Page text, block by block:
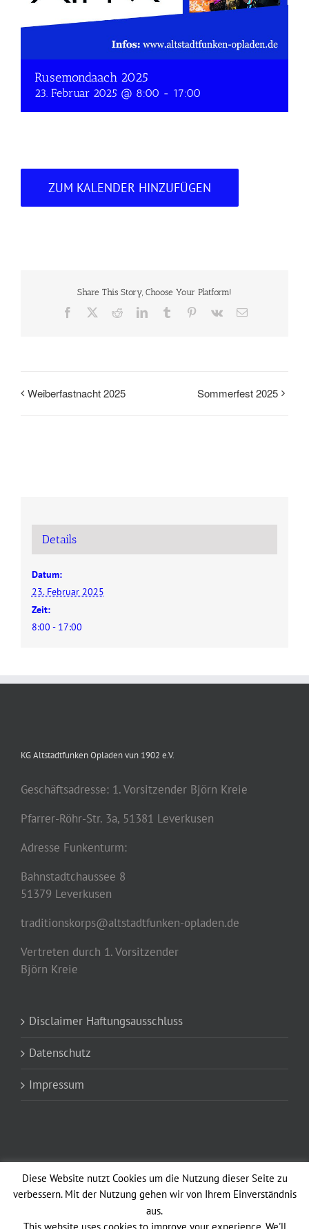
Rusemondaach 2025
23. Februar 2025 @ 8:00 - 17:00
ZUM KALENDER HINZUFÜGEN
Share This Story, Choose Your Platform!
Facebook RedditLinkedInTumblr Pinterest
Vk
E-
Weiberfastnacht 2025 Sommerfest 2025
Details
Datum:
23. Februar 2025
Zeit:
8:00 - 17:00
KG Altstadtfunken Opladen vun 1902 e.V.
Geschäftsadresse: 1. Vorsitzender Björn Kreie
Pfarrer-Röhr-Str. 3a, 51381 Leverkusen
Adresse Funkenturm:
Bahnstadtchaussee 8
51379 Leverkusen
traditionskorps@altstadtfunken-opladen.de
Vertreten durch 1. Vorsitzender
Björn Kreie
Disclaimer Haftungsausschluss
Datenschutz
Impressum
Copyright 2012 - 2021 Altstadtfunken Opladen vun 1902 e.V. Avada Theme
Diese Website nutzt Cookies um die Nutzung dieser Seite zu
verbessern. Mit der Nutzung gehen wir von Ihrem Einverständnis
aus.